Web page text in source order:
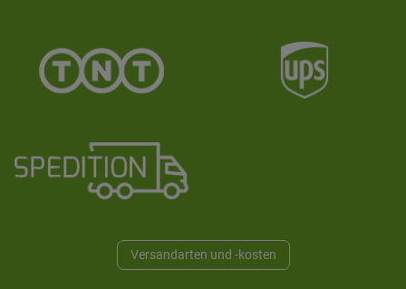
Versandarten und -kosten